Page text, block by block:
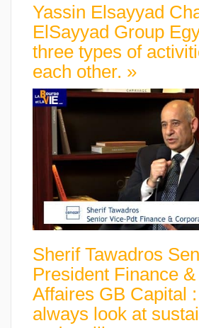
Yassin Elsayyad
ElSayyad Group
three types of
each other. »
Sherif Tawadros
President Finance
Affaires GB Capital
always look at